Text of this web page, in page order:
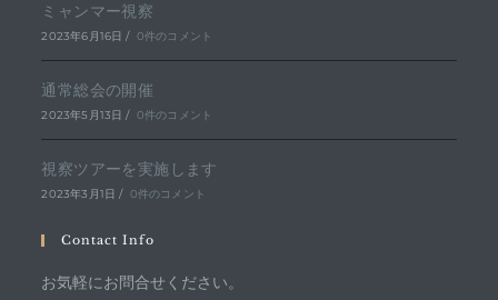
ミャンマー視察
2023年6月16日 / 0件のコメント
通常総会の開催
2023年5月13日 / 0件のコメント
視察ツアーを実施します
2023年3月1日 / 0件のコメント
Contact Info
お気軽にお問合せください。